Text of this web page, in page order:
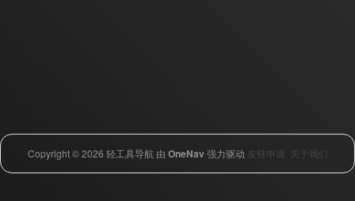
Copyright © 2026 轻工具导航 由 OneNav强力驱动 友链申请 关于我们